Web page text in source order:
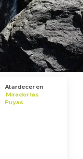
Atardecer en
Mirador las
Puyas